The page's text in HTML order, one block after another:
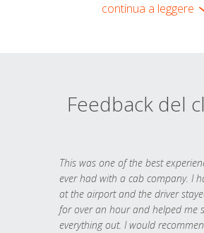
continua a leggere
Feedback del
This was one of the best
ever had with a cab company. I
at the airport and the driver
for over an hour and helped me
everything out. I would